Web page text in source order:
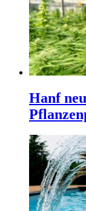
Hanf